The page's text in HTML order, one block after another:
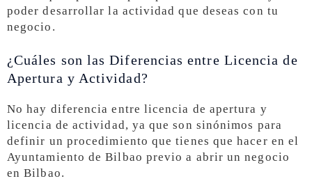
poder desarrollar la actividad que deseas con tu
negocio.
¿Cuáles son las Diferencias entre Licencia de
Apertura y Actividad?
No hay diferencia entre licencia de apertura y
licencia de actividad, ya que son sinónimos para
definir un procedimiento que tienes que hacer en el
Ayuntamiento de Bilbao previo a abrir un negocio
en Bilbao.